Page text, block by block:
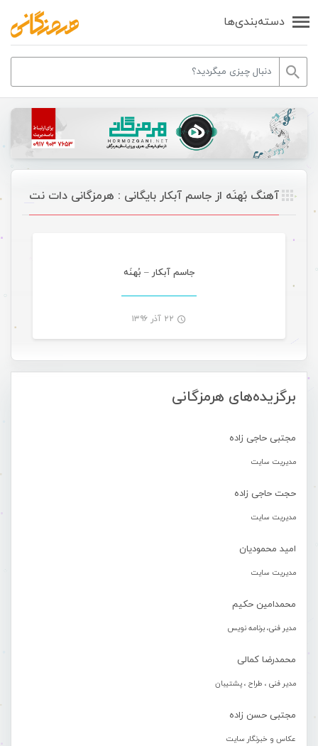
دسته‌بندی‌ها
برگزیده‌های هرمزگانی
مجتبی حاجی زاده
مدیریت سایت
حجت حاجی زاده
مدیریت سایت
امید محمودیان
مدیریت سایت
محمدامین حکیم
مدیر فنی، برنامه نویس
محمدرضا کمالی
مدیر فنی ، طراح ، پشتیبان
مجتبی حسن زاده
عکاس و خبرنگار سایت
آهنگ بُهنَه از جاسم آبکار بایگانی : هرمزگانی دات نت
جاسم آبکار – بُهنَه
۲۲ آذر ۱۳۹۶